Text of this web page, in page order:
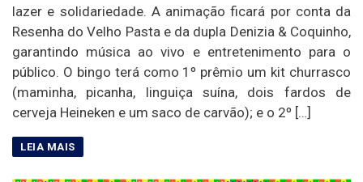
lazer e solidariedade. A animação ficará por conta da
Resenha do Velho Pasta e da dupla Denizia & Coquinho,
garantindo música ao vivo e entretenimento para o
público. O bingo terá como 1º prêmio um kit churrasco
(maminha, picanha, linguiça suína, dois fardos de
cerveja Heineken e um saco de carvão); e o 2º […]